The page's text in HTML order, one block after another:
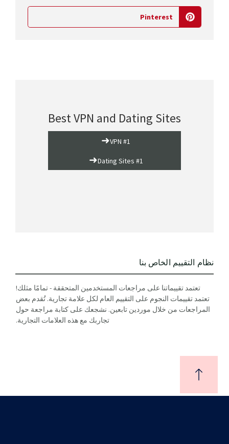
Pinterest
Best VPN and Dating Sites
VPN #1
➜
Dating Sites #1
➜
نظام التقييم الخاص بنا
تعتمد تقييماتنا على مراجعات المستخدمين المتحققة - تمامًا مثلك!
تعتمد تقييمات النجوم على التقييم العام لكل علامة تجارية. تُقدم بعض
المراجعات من خلال موردين تابعين. نشجعك على كتابة مراجعة حول
تجاربك مع هذه العلامات التجارية.